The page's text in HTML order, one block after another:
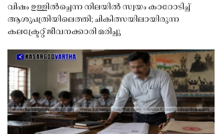
വിഷം ഉള്ളിൽച്ചെന്ന നിലയിൽ സ്വയം കാറോടിച്ച്
ആശുപത്രിയിലെത്തി; ചികിത്സയിലായിരുന്ന
കലക്ട്രേറ്റ് ജീവനക്കാരി മരിച്ചു